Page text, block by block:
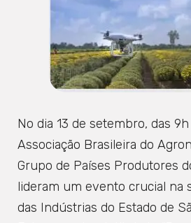
No dia 13 de setembro, das 9h
Associação Brasileira do
Grupo de Países Produtores
lideram um evento crucial na
das Indústrias do Estado de